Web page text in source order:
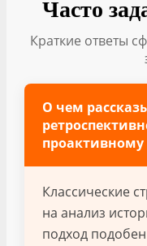
Часто
Краткие ответы
О чем
Классические
на анализ
подход